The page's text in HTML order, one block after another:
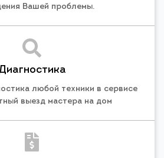
Вашей проблемы.
любой техники в сервисе
выезд мастера на дом